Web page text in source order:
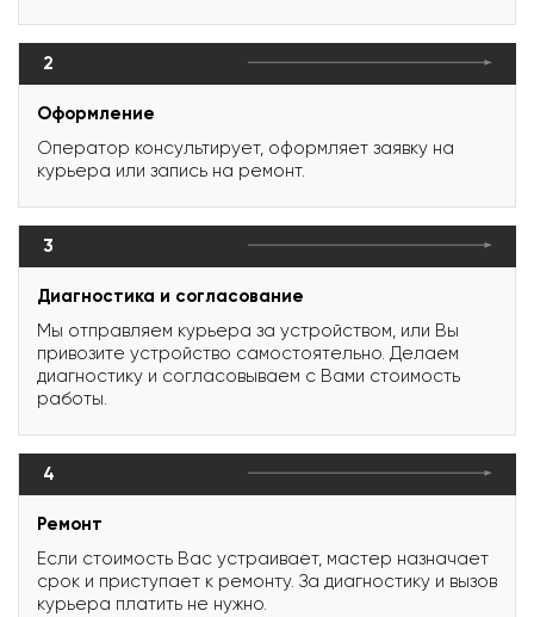
2
Оформление
Оператор консультирует, оформляет заявку на
курьера или запись на ремонт.
3
Диагностика и согласование
Мы отправляем курьера за устройством, или Вы
привозите устройство самостоятельно. Делаем
диагностику и согласовываем с Вами стоимость
работы.
4
Ремонт
Если стоимость Вас устраивает, мастер назначает
срок и приступает к ремонту. За диагностику и вызов
курьера платить не нужно.